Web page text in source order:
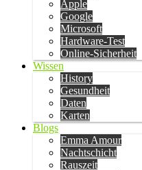
Apple
Google
Microsoft
Hardware-Test
Online-Sicherheit
Wissen
History
Gesundheit
Daten
Karten
Blogs
Emma Amour
Nachtschicht
Rauszeit